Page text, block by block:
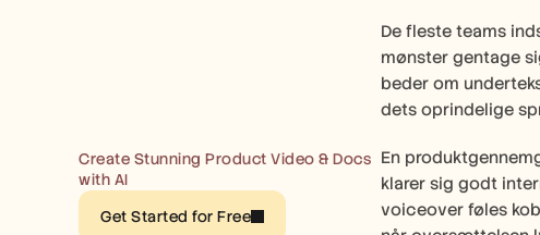
Create Stunning Product Video & Docs
with AI
Get Started for Free
De fleste teams
mønster gentage
beder om
dets oprindelige
En
klarer sig godt
voiceover føles